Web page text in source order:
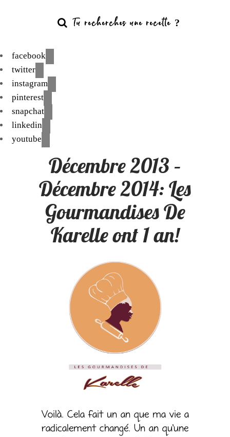
facebook
twitter
instagram
pinterest
snapchat
linkedin
youtube
Décembre 2013 –
Décembre 2014: Les
Gourmandises De
Karelle ont 1 an!
Voilà. Cela fait un an que ma vie a
radicalement changé. Un an qu’une